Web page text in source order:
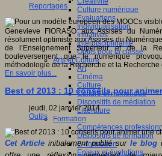
Culture numérique
Evaluations
Individualisation
Initiatives
Interdisciplinarité
Outils pour la classe
Arts et Culture
Art
Cinéma
Culture
Culture et numérique
Dispositifs de médiation
Littérature
Formation
Compétences
Dispositifs de formation
E- formation
Enjeux et évolutions
Reportages
Genevieve FIORASO aux Assises du
résolument optimiste aux Assises du
de l’Enseignement Supérieur et de la
bouleversement que le numérique
méthodologie de la Recherche et la Recherche
En savoir plus...
Best of 2013 : 10 conseils pour
jeudi, 02 janvier 2014
Outils
Cet Article initialement publié sur le blog